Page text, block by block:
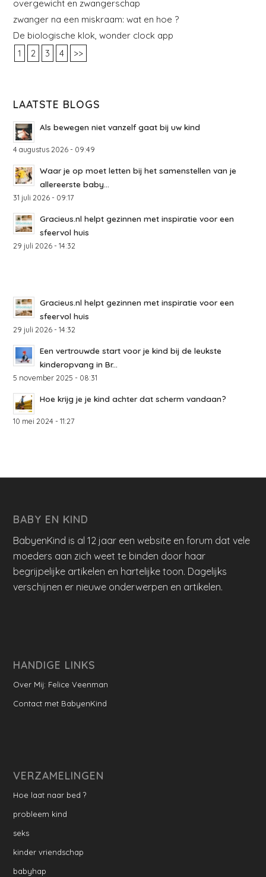
overgewicht en zwangerschap
zwanger na een miskraam: wat en hoe ?
De biologische klok, wonder clock app
1
2 3 4 >>
LAATSTE BLOGS
Als bewegen niet vanzelf gaat bij uw kind
4 augustus 2026 - 09:49
Waar je op moet letten bij het samenstellen van je
allereerste baby...
31 juli 2026 - 09:17
Gracieus.nl helpt gezinnen met inspiratie voor een
sfeervol huis
29 juli 2026 - 14:32
Gracieus.nl helpt gezinnen met inspiratie voor een
sfeervol huis
29 juli 2026 - 14:32
Een vertrouwde start voor je kind bij de leukste
kinderopvang in Br...
5 november 2025 - 08:31
Hoe krijg je je kind achter dat scherm vandaan?
10 mei 2024 - 11:27
BABY EN KIND
BabyenKind is al 12 jaar een website en forum dat vele
moeders aan zich weet te binden door haar
begrijpelijke artikelen en hartelijke toon. Dagelijks
verschijnen er nieuwe onderwerpen en artikelen.
HANDIGE LINKS
Over Mij: Felice Veenman
Contact met BabyenKind
VERZAMELINGEN
Hoe laat naar bed ?
probleem kind
seks
kinder vriendschap
babyhap